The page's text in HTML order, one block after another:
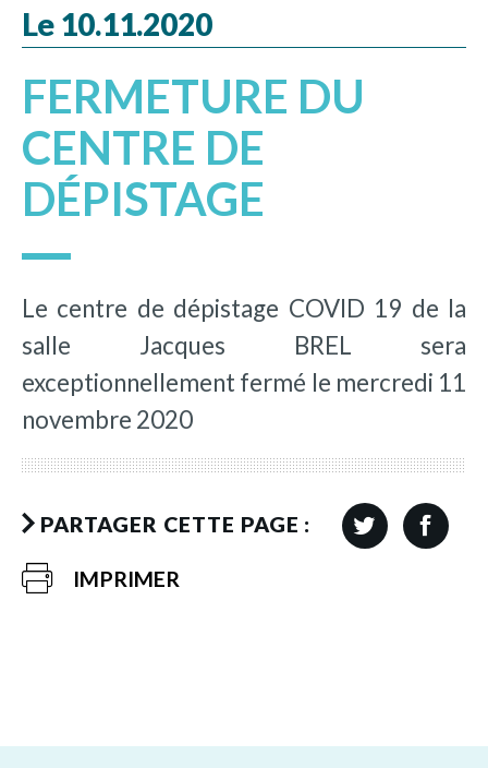
Le 10.11.2020
FERMETURE DU
CENTRE DE
DÉPISTAGE
Le centre de dépistage COVID 19 de la
salle Jacques BREL sera
exceptionnellement fermé le mercredi 11
novembre 2020
PARTAGER CETTE PAGE :
IMPRIMER